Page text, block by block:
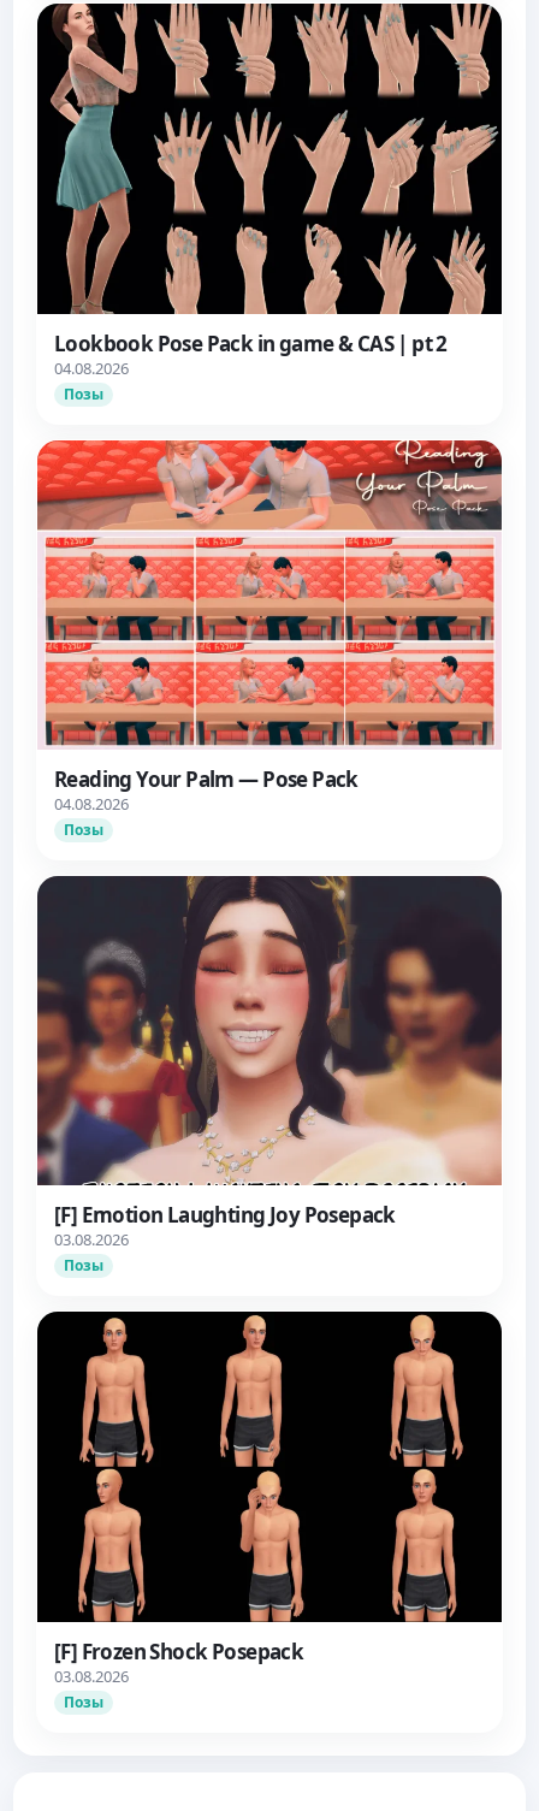
Lookbook Pose Pack in game & CAS | pt 2
04.08.2026
Позы
Reading Your Palm — Pose Pack
04.08.2026
Позы
[F] Emotion Laughting Joy Posepack
03.08.2026
Позы
[F] Frozen Shock Posepack
03.08.2026
Позы